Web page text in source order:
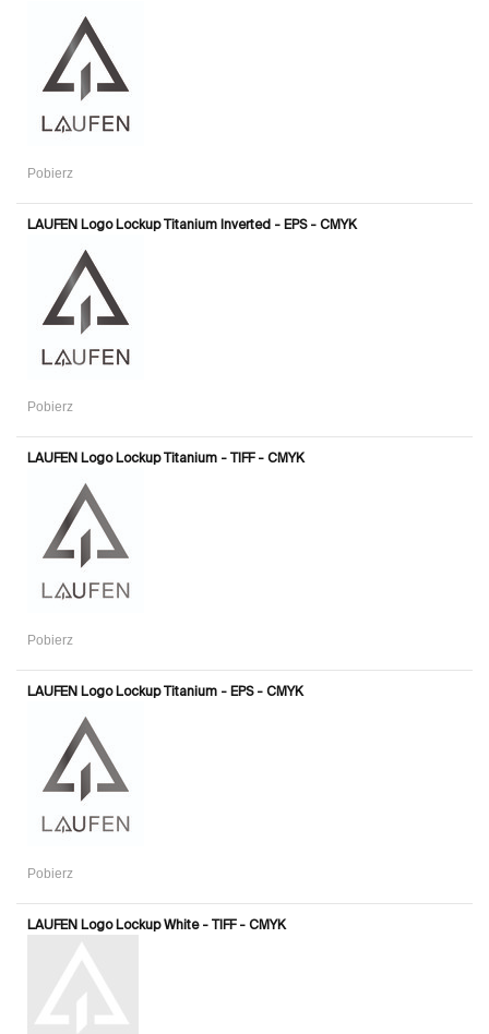
Pobierz
LAUFEN Logo Lockup Titanium Inverted - EPS - CMYK
Pobierz
LAUFEN Logo Lockup Titanium - TIFF - CMYK
Pobierz
LAUFEN Logo Lockup Titanium - EPS - CMYK
Pobierz
LAUFEN Logo Lockup White - TIFF - CMYK